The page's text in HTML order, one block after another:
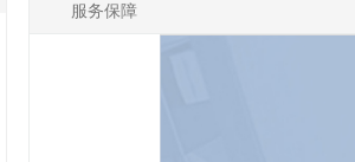
服务保障